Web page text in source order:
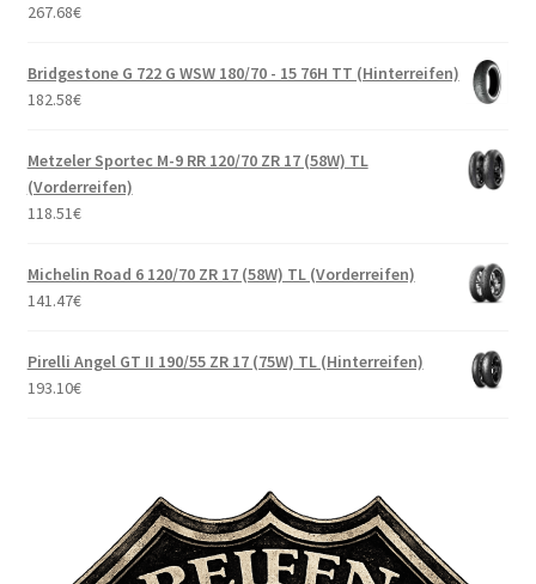
267.68€
Bridgestone G 722 G WSW 180/70 - 15 76H TT (Hinterreifen)
182.58€
Metzeler Sportec M-9 RR 120/70 ZR 17 (58W) TL
(Vorderreifen)
118.51€
Michelin Road 6 120/70 ZR 17 (58W) TL (Vorderreifen)
141.47€
Pirelli Angel GT II 190/55 ZR 17 (75W) TL (Hinterreifen)
193.10€